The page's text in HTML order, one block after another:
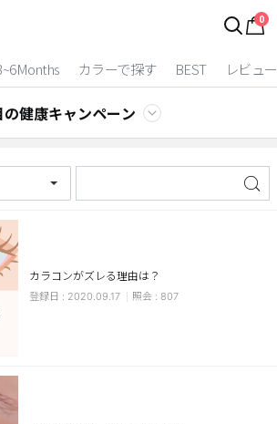
0
カラーで探す BEST レビュー
Months
の健康キャンペーン
カラコンがズレる理由は？
2020.09.17 807